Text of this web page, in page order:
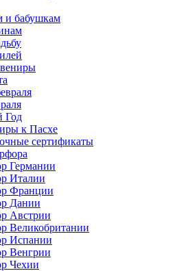
и бабушкам
Год
к Пасхе
сертификаты
Германии
Италии
Франции
Дании
Австрии
Великобритании
Испании
Венгрии
Чехии